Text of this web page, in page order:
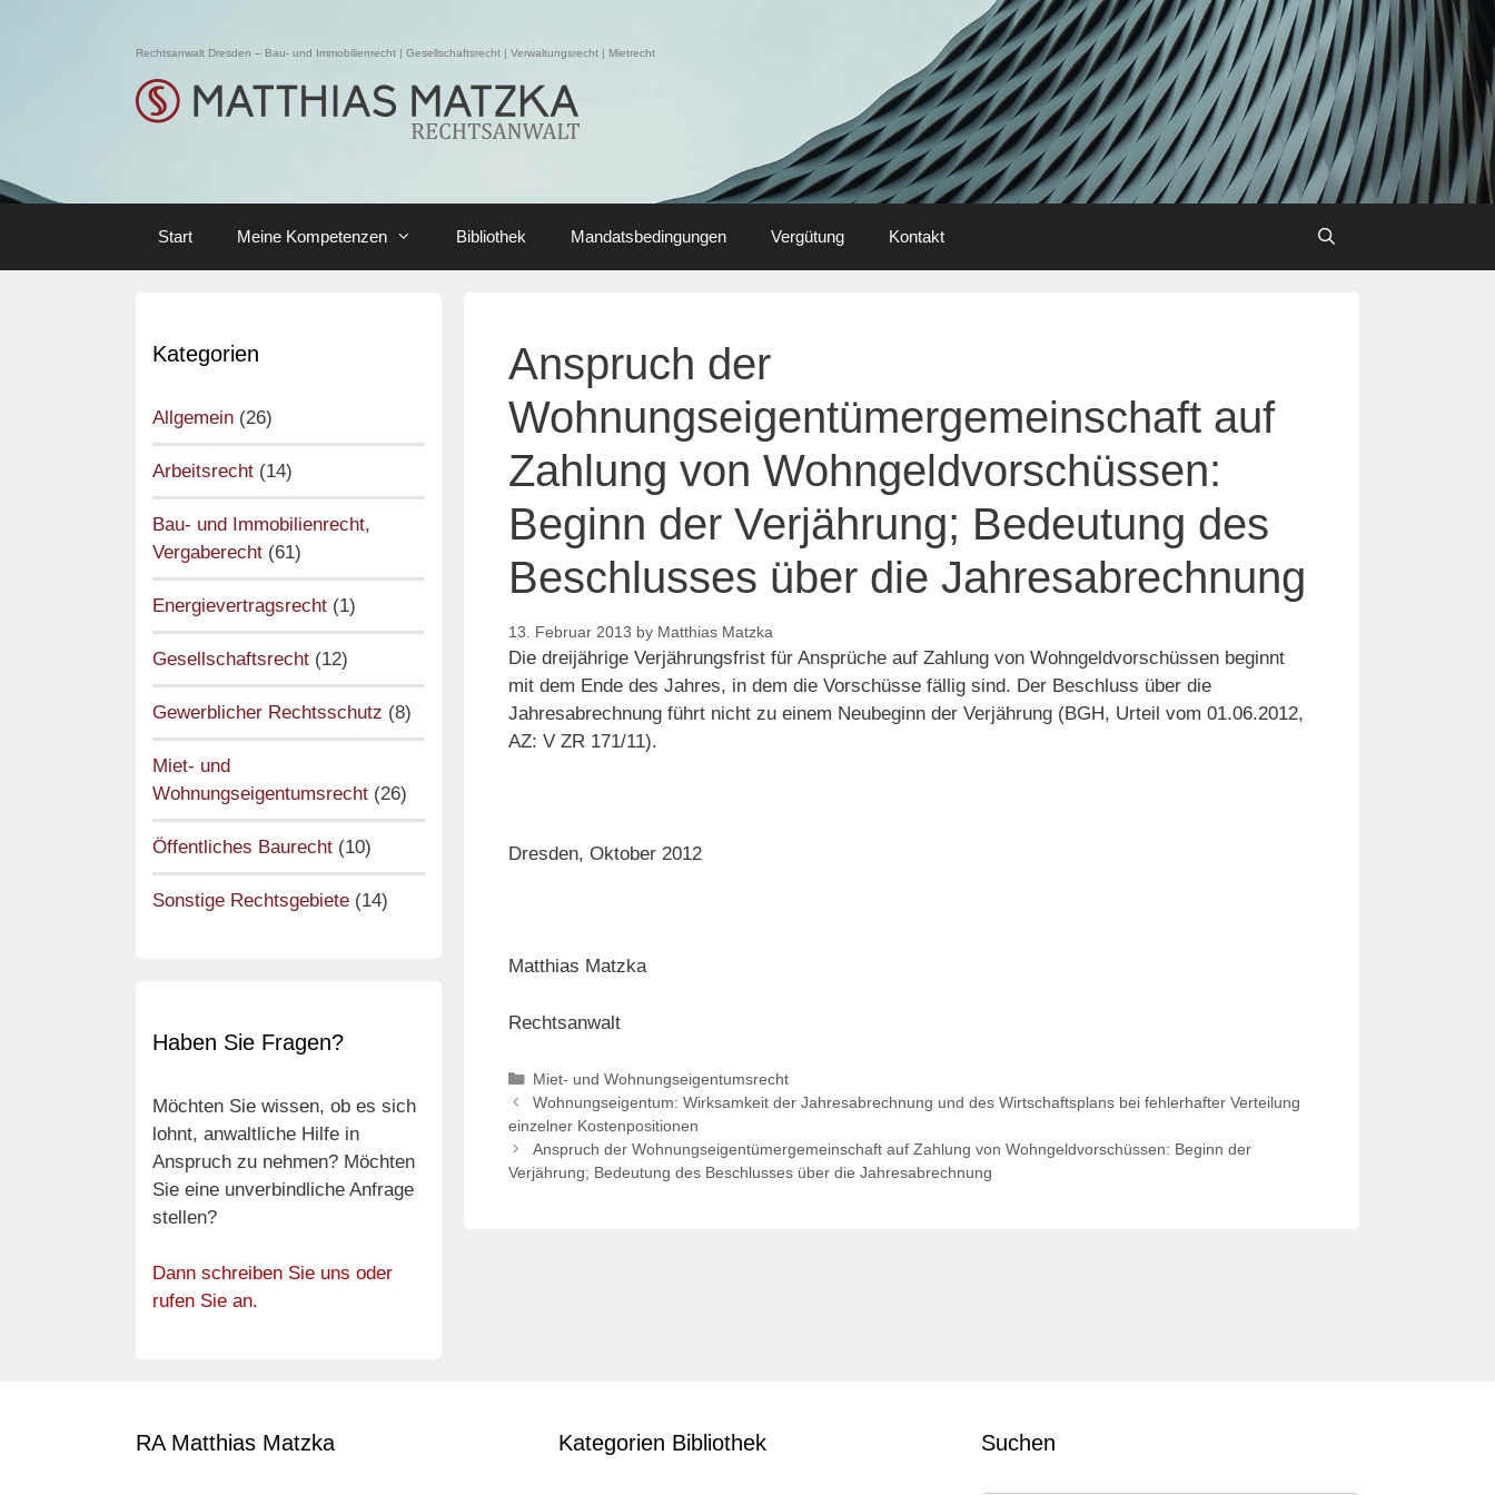
Rechtsanwalt Dresden – Bau- und Immobilienrecht | Gesellschaftsrecht | Verwaltungsrecht | Mietrecht
Start Meine Kompetenzen Bibliothek Mandatsbedingungen Vergütung Kontakt
Anspruch der
Wohnungseigentümergemeinschaft auf
Zahlung von Wohngeldvorschüssen:
Beginn der Verjährung; Bedeutung des
Beschlusses über die Jahresabrechnung
13. Februar 2013 by Matthias Matzka
Die dreijährige Verjährungsfrist für Ansprüche auf Zahlung von Wohngeldvorschüssen beginnt
mit dem Ende des Jahres, in dem die Vorschüsse fällig sind. Der Beschluss über die
Jahresabrechnung führt nicht zu einem Neubeginn der Verjährung (BGH, Urteil vom 01.06.2012,
AZ: V ZR 171/11).
Dresden, Oktober 2012
Matthias Matzka
Rechtsanwalt
Categories
Miet- und Wohnungseigentumsrecht
Post
navigation
Wohnungseigentum: Wirksamkeit der Jahresabrechnung und des Wirtschaftsplans bei fehlerhafter Verteilung
einzelner Kostenpositionen
Anspruch der Wohnungseigentümergemeinschaft auf Zahlung von Wohngeldvorschüssen: Beginn der
Verjährung; Bedeutung des Beschlusses über die Jahresabrechnung
Kategorien
Allgemein (26)
Arbeitsrecht (14)
Bau- und Immobilienrecht,
Vergaberecht (61)
Energievertragsrecht (1)
Gesellschaftsrecht (12)
Gewerblicher Rechtsschutz (8)
Miet- und
Wohnungseigentumsrecht (26)
Öffentliches Baurecht (10)
Sonstige Rechtsgebiete (14)
Haben Sie Fragen?
Möchten Sie wissen, ob es sich
lohnt, anwaltliche Hilfe in
Anspruch zu nehmen? Möchten
Sie eine unverbindliche Anfrage
stellen?
Dann schreiben Sie uns oder
rufen Sie an.
RA Matthias Matzka Kategorien Bibliothek Suchen